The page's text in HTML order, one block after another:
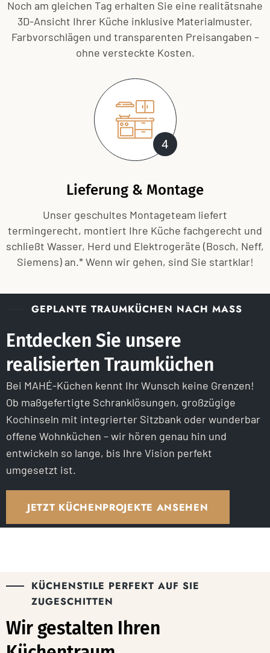
Noch am gleichen Tag erhalten Sie eine realitätsnahe
3D-Ansicht Ihrer Küche inklusive Material­muster,
Farbvorschlägen und transparenten Preisangaben –
ohne versteckte Kosten.
4
Lieferung & Montage
Unser geschultes Montageteam liefert
termingerecht, montiert Ihre Küche fachgerecht und
schließt Wasser, Herd und Elektrogeräte (Bosch, Neff,
Siemens) an.* Wenn wir gehen, sind Sie startklar!
GEPLANTE TRAUMKÜCHEN NACH MASS
Entdecken Sie unsere
realisierten Traumküchen
Bei MAHÉ-Küchen kennt Ihr Wunsch keine Grenzen!
Ob maßgefertigte Schranklösungen, großzügige
Kochinseln mit integrierter Sitzbank oder wunderbar
offene Wohnküchen – wir hören genau hin und
entwickeln so lange, bis Ihre Vision perfekt
umgesetzt ist.
JETZT KÜCHENPROJEKTE ANSEHEN
KÜCHENSTILE PERFEKT AUF SIE
ZUGESCHITTEN
Wir gestalten Ihren